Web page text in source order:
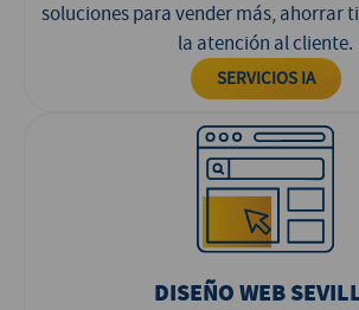
soluciones para vender más, ahorrar
la atención al cliente.
SERVICIOS IA
DISEÑO WEB